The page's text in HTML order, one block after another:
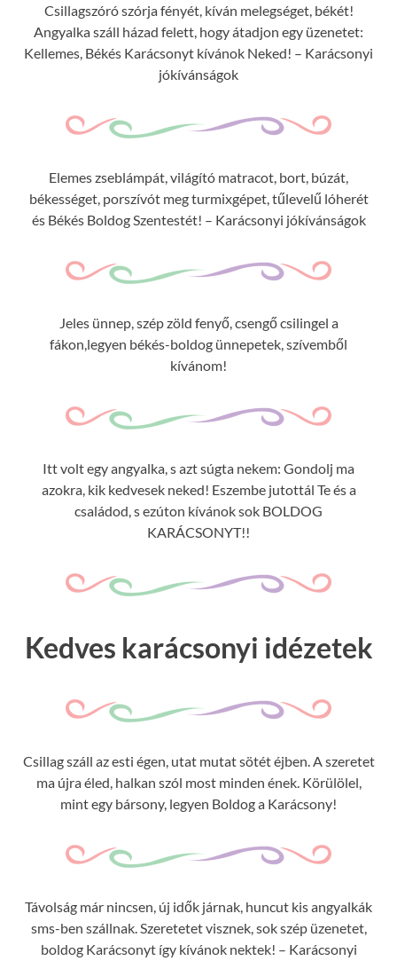
Csillagszóró szórja fényét, kíván melegséget, békét!
Angyalka száll házad felett, hogy átadjon egy üzenetet:
Kellemes, Békés Karácsonyt kívánok Neked! – Karácsonyi
jókívánságok
Elemes zseblámpát, világító matracot, bort, búzát,
békességet, porszívót meg turmixgépet, tűlevelű lóherét
és Békés Boldog Szentestét! – Karácsonyi jókívánságok
Jeles ünnep, szép zöld fenyő, csengő csilingel a
fákon,legyen békés-boldog ünnepetek, szívemből
kívánom!
Itt volt egy angyalka, s azt súgta nekem: Gondolj ma
azokra, kik kedvesek neked! Eszembe jutottál Te és a
családod, s ezúton kívánok sok BOLDOG
KARÁCSONYT!!
Kedves karácsonyi idézetek
Csillag száll az esti égen, utat mutat sötét éjben. A szeretet
ma újra éled, halkan szól most minden ének. Körülölel,
mint egy bársony, legyen Boldog a Karácsony!
Távolság már nincsen, új idők járnak, huncut kis angyalkák
sms-ben szállnak. Szeretetet visznek, sok szép üzenetet,
boldog Karácsonyt így kívánok nektek! – Karácsonyi